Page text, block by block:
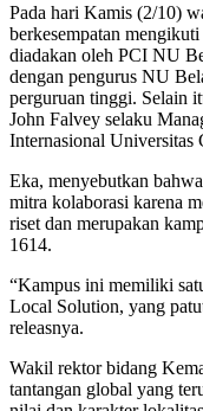
Pada hari Kamis (2/10)
berkesempatan
diadakan oleh PCI NU
dengan pengurus NU
perguruan tinggi. Selain
John Falvey selaku
Internasional Universitas
Eka, menyebutkan
mitra kolaborasi karena
riset dan merupakan
1614.
“Kampus ini memiliki
Local Solution, yang
releasnya.
Wakil rektor bidang
tantangan global yang